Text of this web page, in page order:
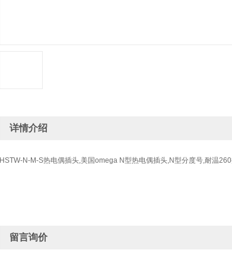
详情介绍
HSTW-N-M-S热电偶插头,美国omega N型热电偶插头,N型分度号,耐温
留言询价